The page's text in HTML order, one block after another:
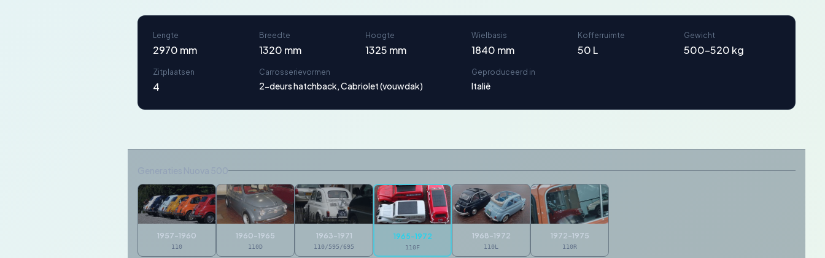
Lengte
2970 mm
Breedte
1320 mm
Hoogte
1325 mm
Wielbasis
1840 mm
Kofferruimte
50 L
Gewicht
500-520 kg
Zitplaatsen
4
Carrosserievormen
2-deurs hatchback, Cabriolet (vouwdak)
Geproduceerd in
Italië
1957-1960
110
1960-1965
110D
1963-1971
110/595/695
1965-1972
110F
1968-1972
110L
1972-1975
110R